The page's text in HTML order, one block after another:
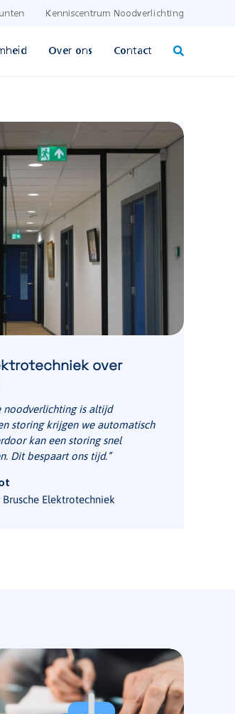
Kenniscentrum Noodverlichting
Over ons Contact
over
noodverlichting is altijd
storing krijgen we automatisch
kan een storing snel
Dit bespaart ons tijd.”
Elektrotechniek